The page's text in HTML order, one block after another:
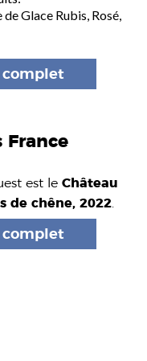
de Glace Rubis, Rosé,
complet
France
est leChâteau
de chêne, 2022.
complet